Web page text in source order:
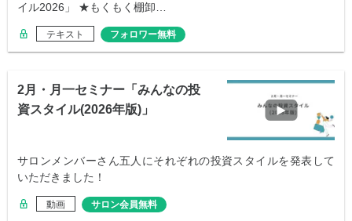
イル2026」 ★もくもく棚卸…
テキスト フォロワー無料
2月・月一セミナー「みんなの投
資スタイル(2026年版)」
サロンメンバーさん五人にそれぞれの投資スタイルを発表して
いただきました！
動画 サロン会員無料